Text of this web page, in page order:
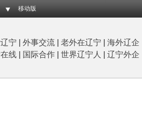
移动版
宁 外事交流 老外在辽宁
海外辽企
线 国际合作 世界辽宁人 辽宁外企